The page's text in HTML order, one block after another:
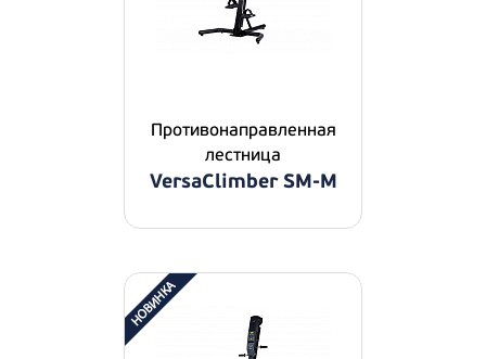
Противонаправленная
лестница
VersaClimber SM-M